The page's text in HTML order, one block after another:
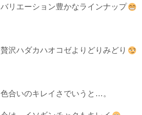
バリエーション豊かなラインナップ
贅沢ハダカハオコゼよりどりみどり
色合いのキレイさでいうと…。